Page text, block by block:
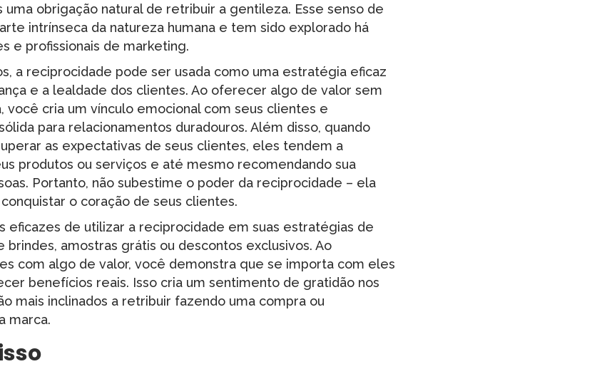
uma obrigação natural de retribuir a gentileza. Esse senso de
intrínseca da natureza humana e tem sido explorado há
e profissionais de marketing.
a reciprocidade pode ser usada como uma estratégia eficaz
e a lealdade dos clientes. Ao oferecer algo de valor sem
você cria um vínculo emocional com seus clientes e
para relacionamentos duradouros. Além disso, quando
as expectativas de seus clientes, eles tendem a
produtos ou serviços e até mesmo recomendando sua
Portanto, não subestime o poder da reciprocidade – ela
o coração de seus clientes.
eficazes de utilizar a reciprocidade em suas estratégias de
amostras grátis ou descontos exclusivos. Ao
com algo de valor, você demonstra que se importa com eles
benefícios reais. Isso cria um sentimento de gratidão nos
mais inclinados a retribuir fazendo uma compra ou
marca.